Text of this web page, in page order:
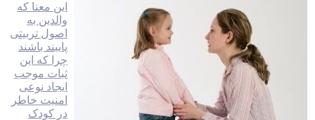
اين معنا كه
والدين به
اصول تربيتی
پايبند باشند
چرا كه این
ثبات موجب
ايجاد نوعی
امنيت خاطر
در کودک